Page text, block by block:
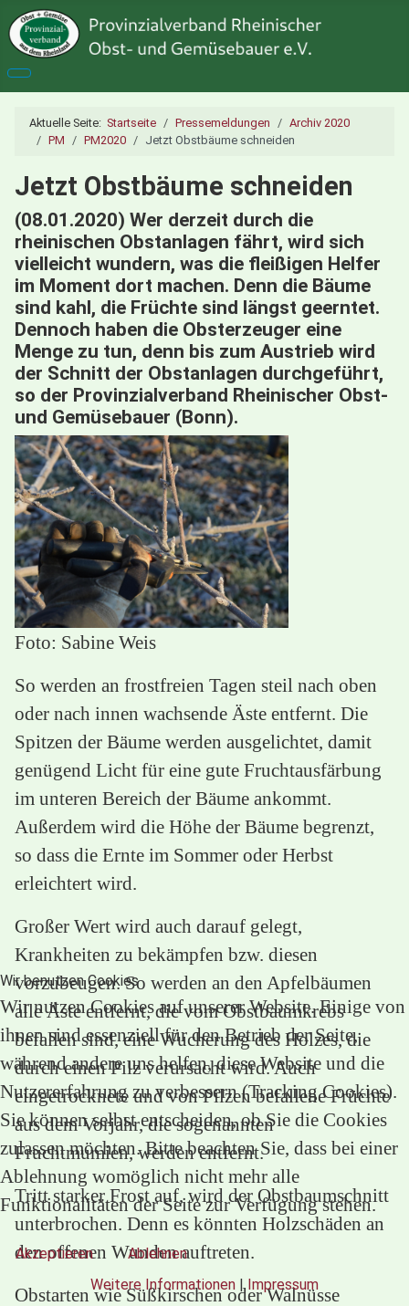
Aktuelle Seite: Startseite Pressemeldungen
Archiv 2020
PM
PM2020 Jetzt Obstbäume schneiden
Jetzt Obstbäume schneiden
(08.01.2020) Wer derzeit durch die
rheinischen Obstanlagen fährt, wird sich
vielleicht wundern, was die fleißigen Helfer
im Moment dort machen. Denn die Bäume
sind kahl, die Früchte sind längst geerntet.
Dennoch haben die Obsterzeuger eine
Menge zu tun, denn bis zum Austrieb wird
der Schnitt der Obstanlagen durchgeführt,
so der Provinzialverband Rheinischer Obst-
und Gemüsebauer (Bonn).
Foto: Sabine Weis
So werden an frostfreien Tagen steil nach oben
oder nach innen wachsende Äste entfernt. Die
Spitzen der Bäume werden ausgelichtet, damit
genügend Licht für eine gute Fruchtausfärbung
im unteren Bereich der Bäume ankommt.
Außerdem wird die Höhe der Bäume begrenzt,
so dass die Ernte im Sommer oder Herbst
erleichtert wird.
Großer Wert wird auch darauf gelegt,
Krankheiten zu bekämpfen bzw. diesen
vorzubeugen. So werden an den Apfelbäumen
alle Äste entfernt, die vom Obstbaumkrebs
befallen sind, eine Wucherung des Holzes, die
durch einen Pilz verursacht wird. Auch
eingetrocknete und von Pilzen befallene Früchte
aus dem Vorjahr, die sogenannten
Fruchtmumien, werden entfernt.
Tritt starker Frost auf, wird der Obstbaumschnitt
unterbrochen. Denn es könnten Holzschäden an
den offenen Wunden auftreten.
Obstarten wie Süßkirschen oder Walnüsse
Wir benutzen Cookies
Wir nutzen Cookies auf unserer Website. Einige von
ihnen sind essenziell für den Betrieb der Seite,
während andere uns helfen, diese Website und die
Nutzererfahrung zu verbessern (Tracking Cookies).
Sie können selbst entscheiden, ob Sie die Cookies
zulassen möchten. Bitte beachten Sie, dass bei einer
Ablehnung womöglich nicht mehr alle
Funktionalitäten der Seite zur Verfügung stehen.
Akzeptieren
Ablehnen
Weitere Informationen |Impressum